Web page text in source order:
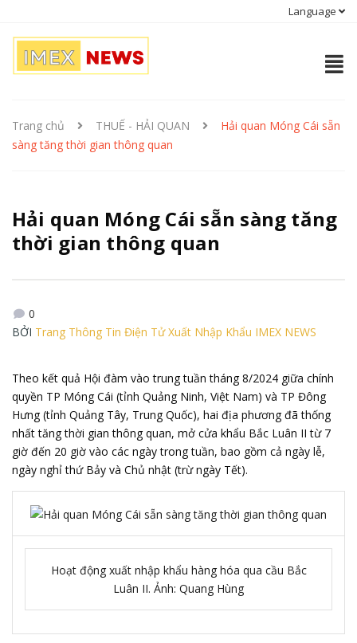
Language
Trang chủ THUẾ - HẢI QUAN
Hải quan Móng Cái sẵn
sàng tăng thời gian thông quan
Hải quan Móng Cái sẵn sàng tăng
thời gian thông quan
0
BỞI Trang Thông Tin Điện Tử Xuất Nhập Khẩu IMEX NEWS
Theo kết quả Hội đàm vào trung tuần tháng 8/2024 giữa chính
quyền TP Móng Cái (tỉnh Quảng Ninh, Việt Nam) và TP Đông
Hưng (tỉnh Quảng Tây, Trung Quốc), hai địa phương đã thống
nhất tăng thời gian thông quan, mở cửa khẩu Bắc Luân II từ 7
giờ đến 20 giờ vào các ngày trong tuần, bao gồm cả ngày lễ,
ngày nghỉ thứ Bảy và Chủ nhật (trừ ngày Tết).
Hoạt động xuất nhập khẩu hàng hóa qua cầu Bắc
Luân II. Ảnh: Quang Hùng